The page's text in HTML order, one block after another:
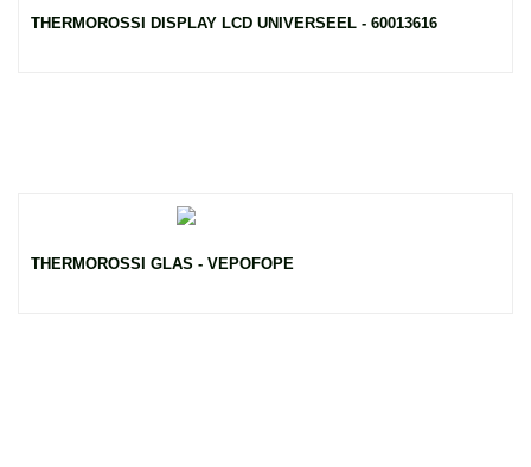
THERMOROSSI DISPLAY LCD UNIVERSEEL - 60013616
THERMOROSSI GLAS - VEPOFOPE